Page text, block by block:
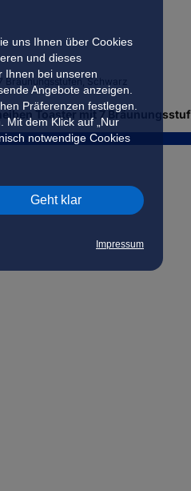
uns Ihnen über Cookies
und dieses
Ihnen bei unseren
Angebote anzeigen.
Präferenzen festlegen.
Mit dem Klick auf „Nur
notwendige Cookies
Geht klar
Impressum
Toaster mit 7